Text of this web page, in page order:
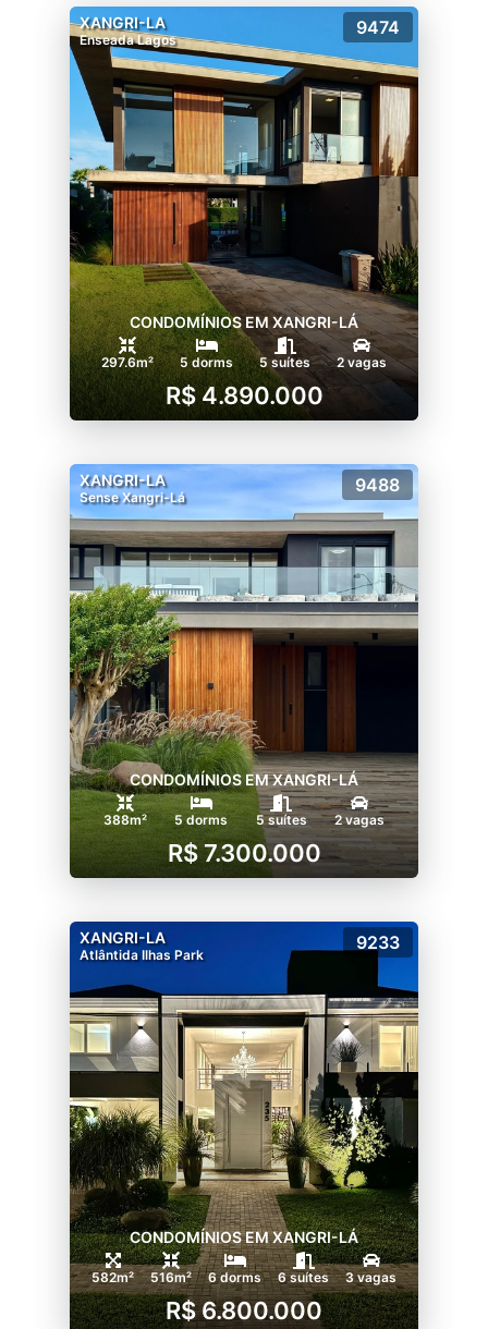
XANGRI-LA
Enseada Lagos
9474
CONDOMÍNIOS EM XANGRI-LÁ
297.6m² 5 dorms 5 suítes 2 vagas
R$ 4.890.000
XANGRI-LA
Sense Xangri-Lá
9488
CONDOMÍNIOS EM XANGRI-LÁ
388m² 5 dorms 5 suítes 2 vagas
R$ 7.300.000
XANGRI-LA
Atlântida Ilhas Park
9233
CONDOMÍNIOS EM XANGRI-LÁ
582m² 516m² 6 dorms 6 suítes 3 vagas
R$ 6.800.000